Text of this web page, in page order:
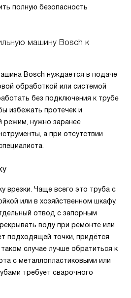
полную безопасность
машину Bosch к
Bosch нуждается в подаче
обработкой или системой
без подключения к трубе
избежать протечек и
режим, нужно заранее
а при отсутствии
врезки. Чаще всего это труба с
или в хозяйственном шкафу.
отвод с запорным
воду при ремонте или
подходящей точки, придётся
случае лучше обратиться к
с металлопластиковыми или
требует сварочного